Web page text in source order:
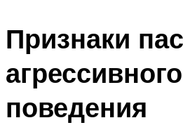
Признаки
агрессивного
поведения